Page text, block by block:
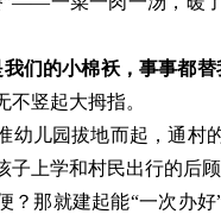
我们的小棉袄，事事都替
不竖起大拇指。
儿园拔地而起，通村
子上学和村民出行的后顾
那就建起能“一次办好